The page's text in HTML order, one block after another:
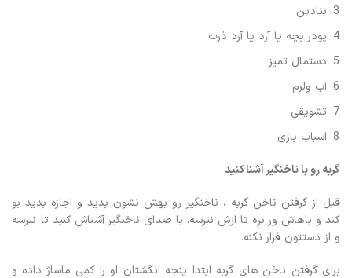
بتادین
پودر بچه یا آرد یا آرد ذرت
دستمال تمیز
آب ولرم
تشویقی
اسباب بازی
گربه رو با ناخنگیر آشنا کنید
قبل از گرفتن ناخن گربه ، ناخنگیر رو بهش نشون بدید و اجازه بدید بو
کند و باهاش ور بره تا ازش نترسه. با صدای ناخنگیر آشناش کنید تا نترسه
و از دستتون فرار نکنه.
برای گرفتن ناخن های گربه ابتدا پنجه انگشتان او را کمی ماساژ داده و